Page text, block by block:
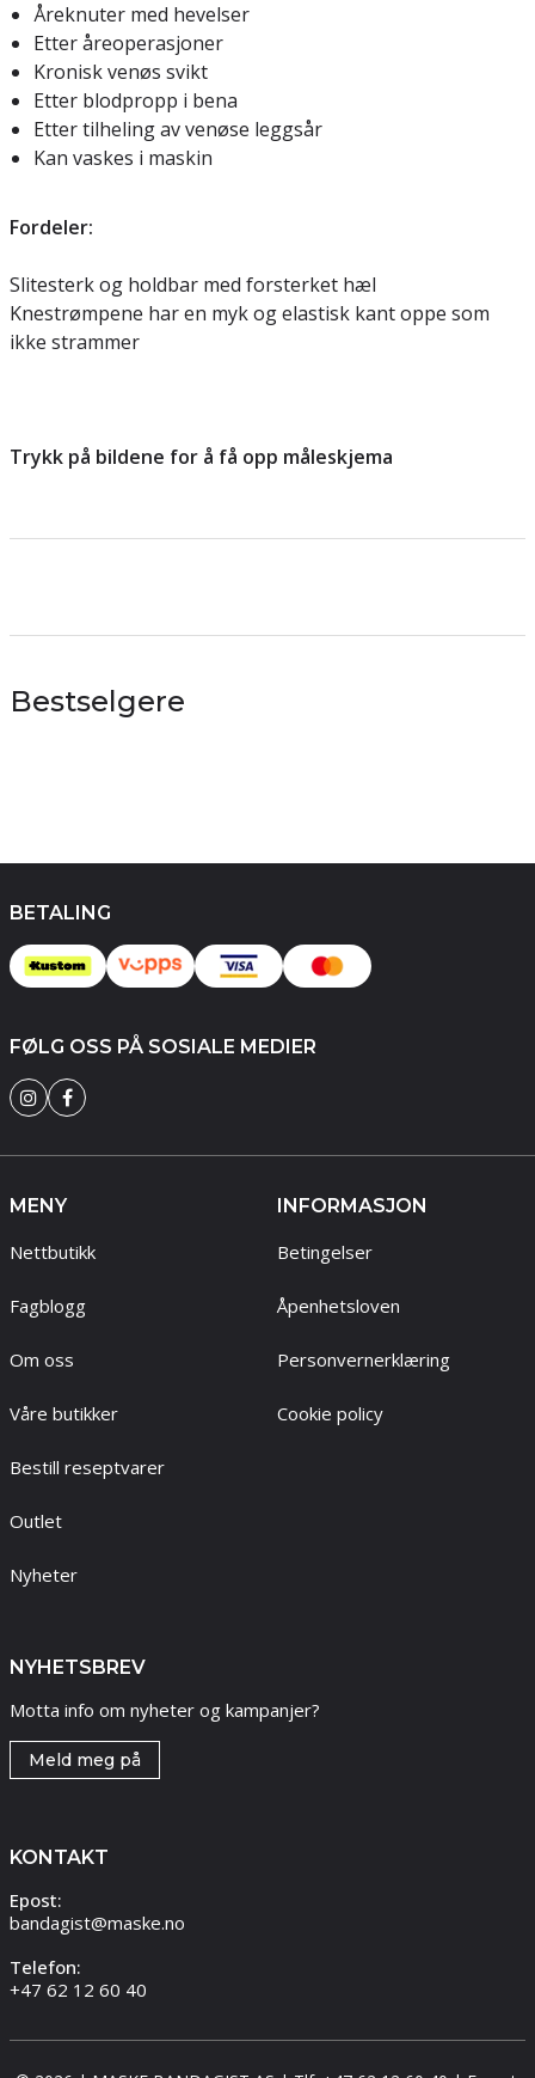
Åreknuter med hevelser
Etter åreoperasjoner
Kronisk venøs svikt
Etter blodpropp i bena
Etter tilheling av venøse leggsår
Kan vaskes i maskin
Fordeler:
Slitesterk og holdbar med forsterket hæl
Knestrømpene har en myk og elastisk kant oppe som
ikke strammer
Trykk på bildene for å få opp måleskjema
Bestselgere
BETALING
FØLG OSS PÅ SOSIALE MEDIER
MENY
Nettbutikk
Fagblogg
Om oss
Våre butikker
Bestill reseptvarer
Outlet
Nyheter
INFORMASJON
Betingelser
Åpenhetsloven
Personvernerklæring
Cookie policy
NYHETSBREV
Motta info om nyheter og kampanjer?
Meld meg på
KONTAKT
Epost:
bandagist@maske.no
Telefon:
+47 62 12 60 40